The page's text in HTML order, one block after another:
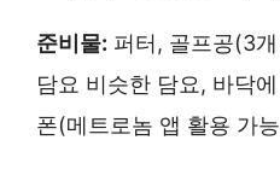
준비물: 퍼터, 골프공(3
담요 비슷한 담요, 바닥
폰(메트로놈 앱 활용 가